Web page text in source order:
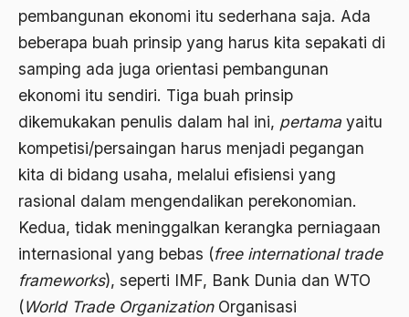
pembangunan ekonomi itu sederhana saja. Ada
beberapa buah prinsip yang harus kita sepakati di
samping ada juga orientasi pembangunan
ekonomi itu sendiri. Tiga buah prinsip
dikemukakan penulis dalam hal ini, pertama yaitu
kompetisi/persaingan harus menjadi pegangan
kita di bidang usaha, melalui efisiensi yang
rasional dalam mengendalikan perekonomian.
Kedua, tidak meninggalkan kerangka perniagaan
internasional yang bebas (free international trade
frameworks), seperti IMF, Bank Dunia dan WTO
(World Trade OrganizationOrganisasi
1995
1994
1992
1991
1989
1988
1987
Ad-daulah
Adagium
Adaptif Islam
adat
Adat dan Syari'at
Adat Ngada
Adat Pra-Islam
Adat Siri
Adi Sasono